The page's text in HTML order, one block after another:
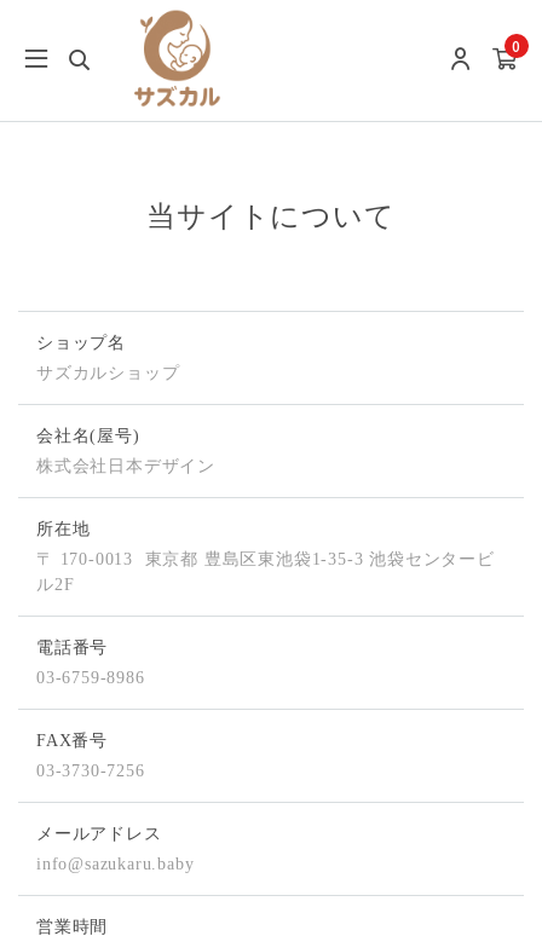
0
当サイトについて
ショップ名
サズカルショップ
会社名(屋号)
株式会社日本デザイン
所在地
〒 170-0013 東京都 豊島区東池袋1-35-3 池袋センタービ
ル2F
電話番号
03-6759-8986
FAX番号
03-3730-7256
メールアドレス
info@sazukaru.baby
営業時間